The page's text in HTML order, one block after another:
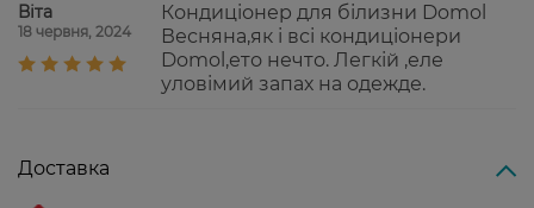
Віта
18 червня, 2024
Кондиціонер для білизни Domol
Весняна,як і всі кондиціонери
Domol,ето нечто. Легкій ,еле
уловімий запах на одежде.
Доставка